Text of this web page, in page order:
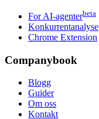
For AI-agenterbeta
Konkurrentanalyse
Chrome Extension
Companybook
Blogg
Guider
Om oss
Kontakt